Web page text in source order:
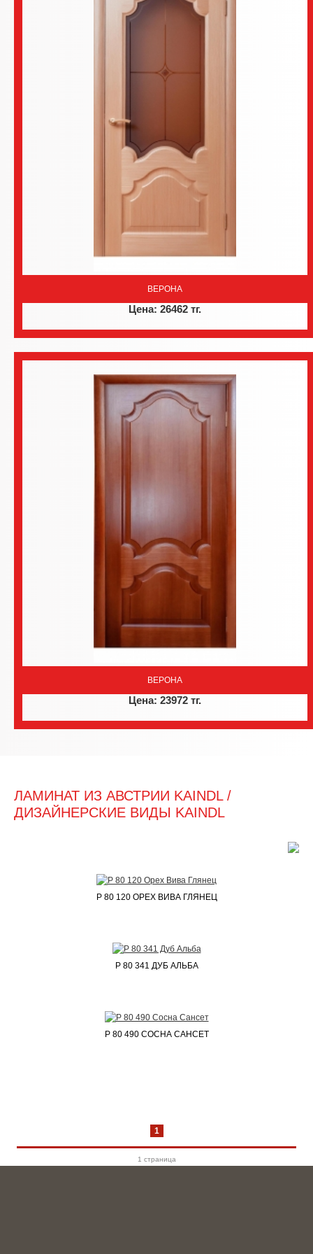
ВЕРОНА
Цена: 26462 тг.
ВЕРОНА
Цена: 23972 тг.
ЛАМИНАТ ИЗ АВСТРИИ KAINDL /
ДИЗАЙНЕРСКИЕ ВИДЫ KAINDL
P 80 120 ОРЕХ ВИВА ГЛЯНЕЦ
P 80 341 ДУБ АЛЬБА
P 80 490 СОСНА САНСЕТ
1
1 cтраница